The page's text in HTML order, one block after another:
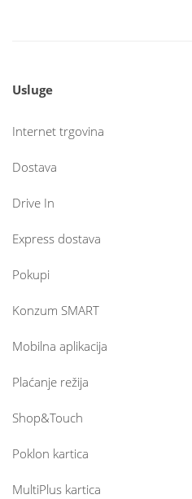
Usluge
Internet trgovina
Dostava
Drive In
Express dostava
Pokupi
Konzum SMART
Mobilna aplikacija
Plaćanje režija
Shop&Touch
Poklon kartica
MultiPlus kartica